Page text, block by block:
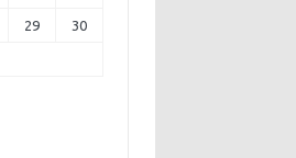
29 30